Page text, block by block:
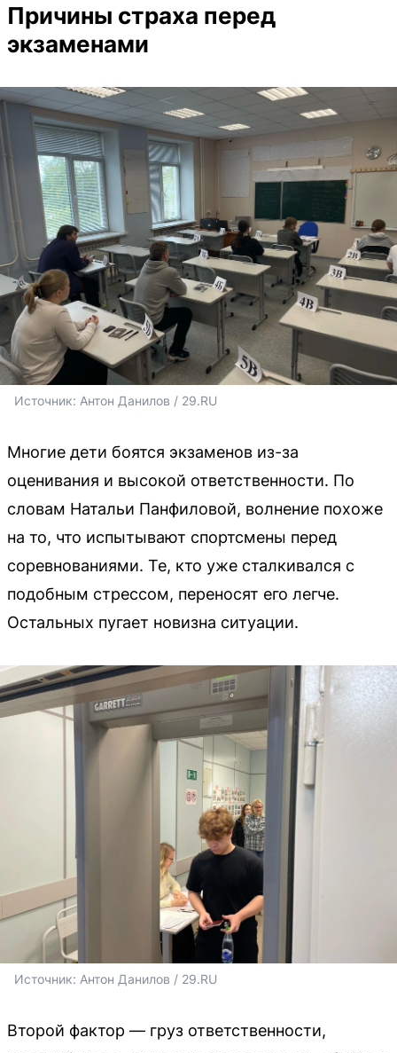
Причины страха перед
экзаменами
Источник: Антон Данилов / 29.RU
Многие дети боятся экзаменов из-за
оценивания и высокой ответственности. По
словам Натальи Панфиловой, волнение похоже
на то, что испытывают спортсмены перед
соревнованиями. Те, кто уже сталкивался с
подобным стрессом, переносят его легче.
Остальных пугает новизна ситуации.
Источник: Антон Данилов / 29.RU
Второй фактор — груз ответственности,